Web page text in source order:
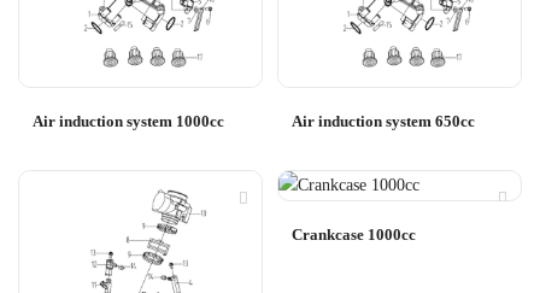
Air induction system 1000cc Air induction system 650cc
Crankcase 1000cc